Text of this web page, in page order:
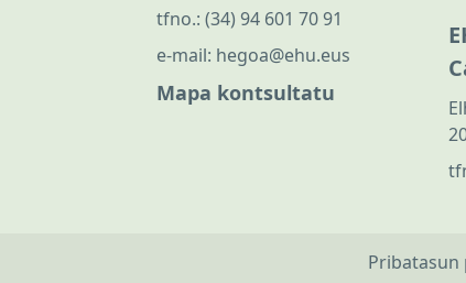
tfno.: (34) 94 601 70 91
e-mail: hegoa@ehu.eus
Mapa kontsultatu
Pribatasun